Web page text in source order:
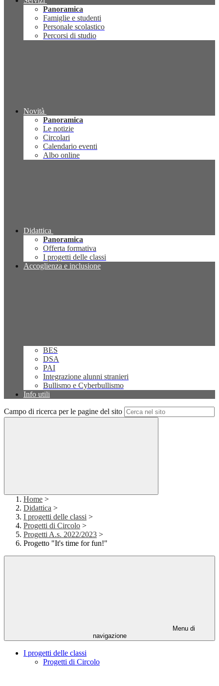
Panoramica
Famiglie e studenti
Personale scolastico
Percorsi di studio
Novità
Panoramica
Le notizie
Circolari
Calendario eventi
Albo online
Didattica
Panoramica
Offerta formativa
I progetti delle classi
Accoglienza e inclusione
BES
DSA
PAI
Integrazione alunni stranieri
Bullismo e Cyberbullismo
Info utili
Campo di ricerca per le pagine del sito
Home >
Didattica >
I progetti delle classi >
Progetti di Circolo >
Progetti A.s. 2022/2023 >
Progetto "It's time for fun!"
Menu di
navigazione
I progetti delle classi
Progetti di Circolo